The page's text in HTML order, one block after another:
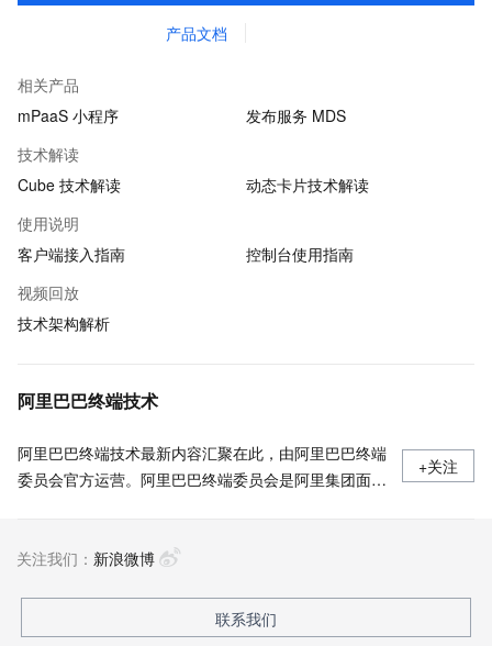
产品文档
相关产品
mPaaS 小程序
发布服务 MDS
技术解读
Cube 技术解读
动态卡片技术解读
使用说明
客户端接入指南
控制台使用指南
视频回放
技术架构解析
阿里巴巴终端技术
阿里巴巴终端技术最新内容汇聚在此，由阿里巴巴终端
委员会官方运营。阿里巴巴终端委员会是阿里集团面向
策略和目标并落地执行，推动终端技术发展，帮助工程
巴终端域的官方公众号：阿里巴巴终端技术，欢迎关
注。
+关注
关注我们： 新浪微博
联系我们